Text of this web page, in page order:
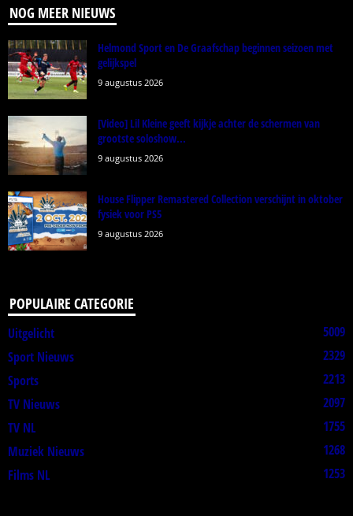
NOG MEER NIEUWS
Helmond Sport en De Graafschap beginnen seizoen met
gelijkspel
9 augustus 2026
[Video] Lil Kleine geeft kijkje achter de schermen van
grootste soloshow...
9 augustus 2026
House Flipper Remastered Collection verschijnt in oktober
fysiek voor PS5
9 augustus 2026
POPULAIRE CATEGORIE
Uitgelicht
5009
Sport Nieuws
2329
Sports
2213
TV Nieuws
2097
TV NL
1755
Muziek Nieuws
1268
Films NL
1253